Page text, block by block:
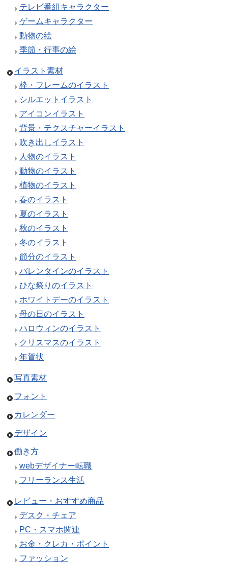
テレビ番組キャラクター
ゲームキャラクター
動物の絵
季節・行事の絵
イラスト素材
枠・フレームのイラスト
シルエットイラスト
アイコンイラスト
背景・テクスチャーイラスト
吹き出しイラスト
人物のイラスト
動物のイラスト
植物のイラスト
春のイラスト
夏のイラスト
秋のイラスト
冬のイラスト
節分のイラスト
バレンタインのイラスト
ひな祭りのイラスト
ホワイトデーのイラスト
母の日のイラスト
ハロウィンのイラスト
クリスマスのイラスト
年賀状
写真素材
フォント
カレンダー
デザイン
働き方
webデザイナー転職
フリーランス生活
レビュー・おすすめ商品
デスク・チェア
PC・スマホ関連
お金・クレカ・ポイント
ファッション